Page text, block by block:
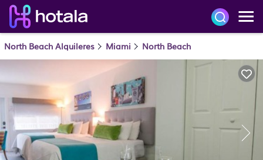
North Beach Alquileres Miami North Beach